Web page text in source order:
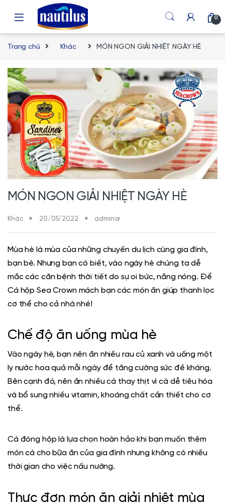
Skip to navigation
Skip to content
0
Trang chủ Khác MÓN NGON GIẢI NHIỆT NGÀY HÈ
MÓN NGON GIẢI NHIỆT NGÀY HÈ
Khác 20/05/2022 adminor
Mùa hè là mùa của những chuyến du lịch cùng gia đình,
bạn bè. Nhưng bạn có biết, vào ngày hè chúng ta dễ
mắc các căn bệnh thời tiết do sự oi bức, nắng nóng. Để
Cá hộp Sea Crownmách bạn các món ăn giúp thanh lọc
cơ thể cho cả nhà nhé!
Chế độ ăn uống mùa hè
Vào ngày hè, bạn nên ăn nhiều rau củ xanh và uống một
ly nước hoa quả mỗi ngày để tăng cường sức đề kháng.
Bên cạnh đó, nên ăn nhiều cá thay thịt vì cá dễ tiêu hóa
và bổ sung nhiều vitamin, khoáng chất cần thiết cho cơ
thể.
Cá đóng hộp là lựa chọn hoàn hảo khi bạn muốn thêm
món cá cho bữa ăn của gia đình nhưng không có nhiều
thời gian cho việc nấu nướng.
Thực đơn món ăn giải nhiệt mùa